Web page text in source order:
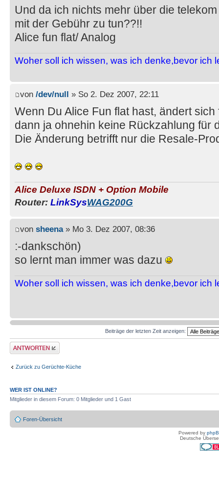
Und da ich nichts mehr über die
mit der Gebühr zu tun??!!
Alice fun flat/ Analog
Woher soll ich wissen, was ich denke,bevor ich
von /dev/null » So 2. Dez 2007, 22:11
Wenn Du Alice Fun flat hast, ändert
dann ja ohnehin keine Rückzahlung für
Die Änderung betrifft nur die Resale-
Alice Deluxe ISDN + Option Mobile
Router: LinkSysWAG200G
von sheena» Mo 3. Dez 2007, 08:36
:-dankschön)
so lernt man immer was dazu
Woher soll ich wissen, was ich denke,bevor ich
Beiträge der letzten Zeit anzeigen:
Antwort erstellen
Zurück zu Gerüchte-Küche
WER IST ONLINE?
Mitglieder in diesem Forum: 0 Mitglieder und 1 Gast
Foren-Übersicht
Powered by
Deutsche